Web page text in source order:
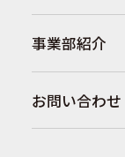
事業部紹介
お問い合わせ